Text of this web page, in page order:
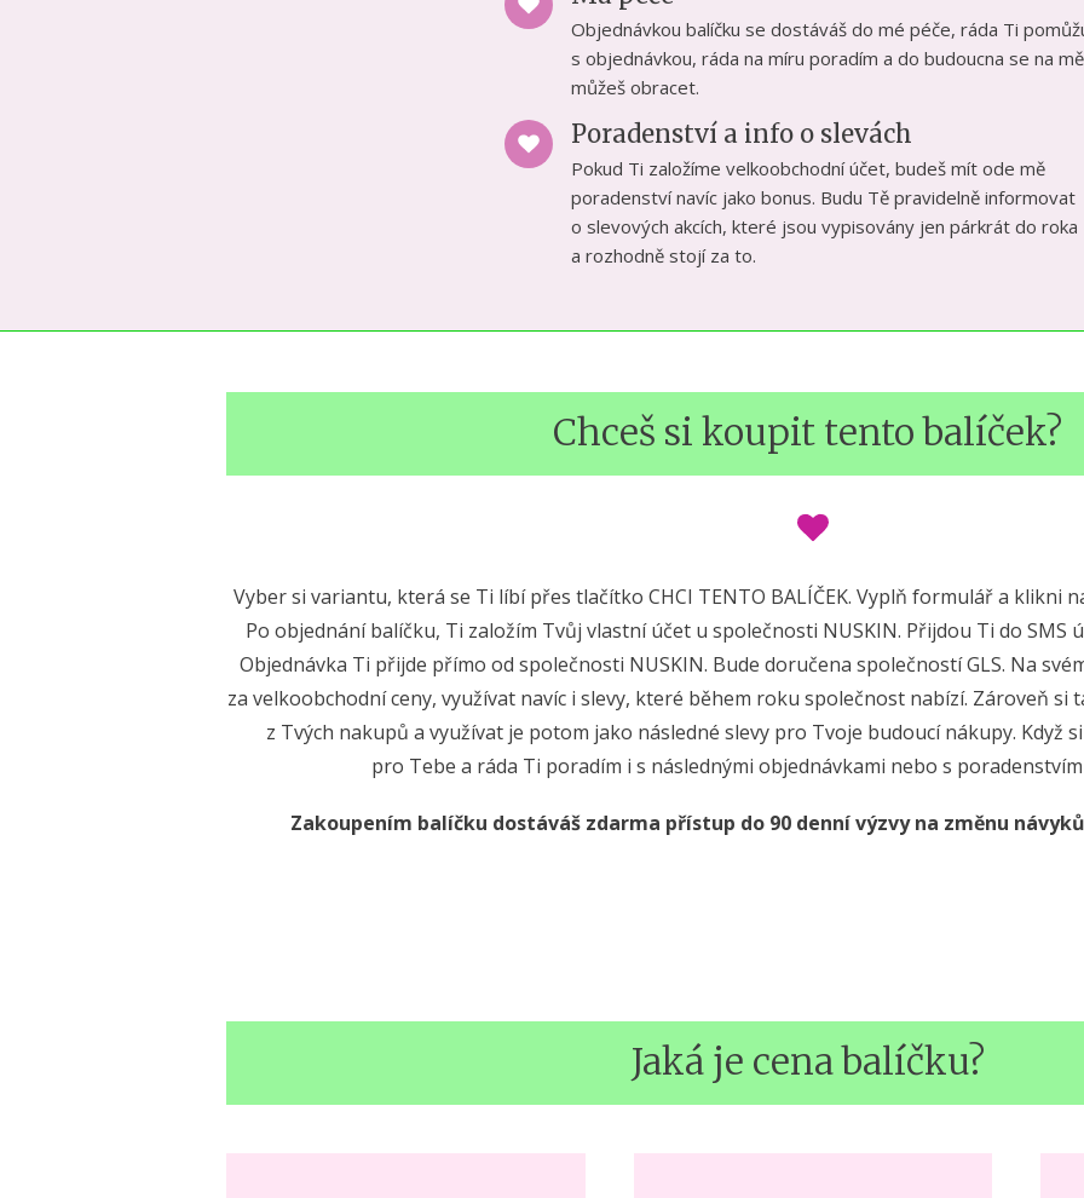
Objednávkou balíčku se dostáváš do mé péče, ráda Ti
s objednávkou, ráda na míru poradím a do budoucna se na mě
můžeš obracet.
Poradenství a info o slevách
Pokud Ti založíme velkoobchodní účet, budeš mít ode mě
poradenství navíc jako bonus. Budu Tě pravidelně informovat
o slevových akcích, které jsou vypisovány jen párkrát do roka
a rozhodně stojí za to.
Chceš si koupit tento balíček?
Vyber si variantu, která se Ti líbí přes tlačítko CHCI TENTO BALÍČEK. Vyplň formulář a klikni
Po objednání balíčku, Ti založím Tvůj vlastní účet u společnosti NUSKIN. Přijdou Ti do SMS
Objednávka Ti přijde přímo od společnosti NUSKIN. Bude doručena společností GLS. Na
za velkoobchodní ceny, využívat navíc i slevy, které během roku společnost nabízí. Zároveň si
z Tvých nakupů a využívat je potom jako následné slevy pro Tvoje budoucí nákupy. Když
pro Tebe a ráda Ti poradím i s následnými objednávkami nebo s
Zakoupením balíčku dostáváš zdarma přístup do 90 denní výzvy na změnu
Jaká je cena balíčku?